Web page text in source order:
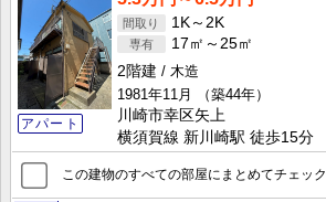
アパート
1K～2K
17㎡～25㎡
2階建
木造
1981年11月
（築44年）
川崎市幸区矢上
横須賀線 新川崎駅 徒歩15分
この建物のすべての部屋にまとめてチェック